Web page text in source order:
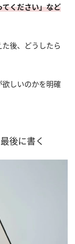
ください」など
後、どうしたら
しいのかを明確
後に書く